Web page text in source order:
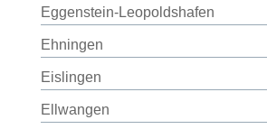
Eggenstein-Leopoldshafen
Ehningen
Eislingen
Ellwangen